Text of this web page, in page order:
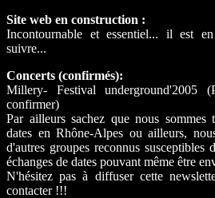
Site web en construction :
Incontournable et essentiel... il est
suivre...
Concerts (confirmés):
Millery- Festival underground'2005
confirmer)
Par ailleurs sachez que nous sommes
dates en Rhône-Alpes ou ailleurs,
d'autres groupes reconnus susceptibles
échanges de dates pouvant même être
N'hésitez pas à diffuser cette
contacter !!!